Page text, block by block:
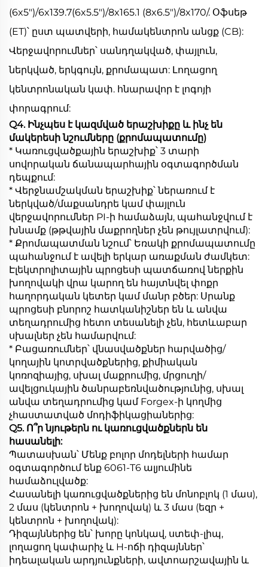
(6x5")/6x139.7(6x5.5")/8x165.1 (8x6.5")/8x170/. Օֆսեթ
(ET)՝ ըստ պատվերի, համակենտրոն անցք (CB):
Վերջավորումներ՝ սանդղակված, փայլուն,
ներկված, երկգույն, քրոմապատ: Լողացող
կենտրոնական կափ. հնարավոր է լոգոյի
փորագրում:
Q4. Ինչպես է կազմված երաշխիքը և ինչ են
մակերեսի նշումները (քրոմապատումը)
* Կառուցվածքային երաշխիք՝ 3 տարի
սովորական ճանապարհային օգտագործման
դեպքում:
* Վերջնամշակման երաշխիք՝ ներառում է
ներկված/մաքսանդրե կամ փայլուն
վերջավորումներ PI-ի համաձայն, պահանջվում է
խնամք (թթվային մաքրողներ չեն թույլատրվում):
* Քրոմապատման նշում՝ Եռակի քրոմապատումը
պահանջում է ավելի երկար առաքման ժամկետ:
Էլեկտրոլիտային պրոցեսի պատճառով ներքին
խողովակի վրա կարող են հայտնվել փոքր
հաղորդական կետեր կամ մանր բծեր: Սրանք
պրոցեսի բնորոշ հատկանիշներ են և անվա
տեղադրումից հետո տեսանելի չեն, հետևաբար
սխալներ չեն համարվում:
* Բացառումներ՝ վնասվածքներ հարվածից/
կողային կոտրվածքներից, քիմիական
կոռոզիայից, սխալ մաքրումից, մրցուղի/
ավելցուկային ծանրաբեռնվածությունից, սխալ
անվա տեղադրումից կամ Forgex-ի կողմից
չհաստատված մոդիֆիկացիաներից:
Q5. Ո՞ր նյութերն ու կառուցվածքներն են
հասանելի:
Պատասխան՝ Մենք բոլոր մոդելների համար
օգտագործում ենք 6061-T6 ալյումինե
համաձուլվածք:
Հասանելի կառուցվածքներից են մոնոբլոկ (1 մաս),
2 մաս (կենտրոն + խողովակ) և 3 մաս (եզր +
կենտրոն + խողովակ):
Դիզայններից են՝ խորը կոնկավ, ստեփ-լիպ,
լողացող կափարիչ և H-ոճի դիզայններ՝
իդեալական արդյունքների, ավտոարշավային և